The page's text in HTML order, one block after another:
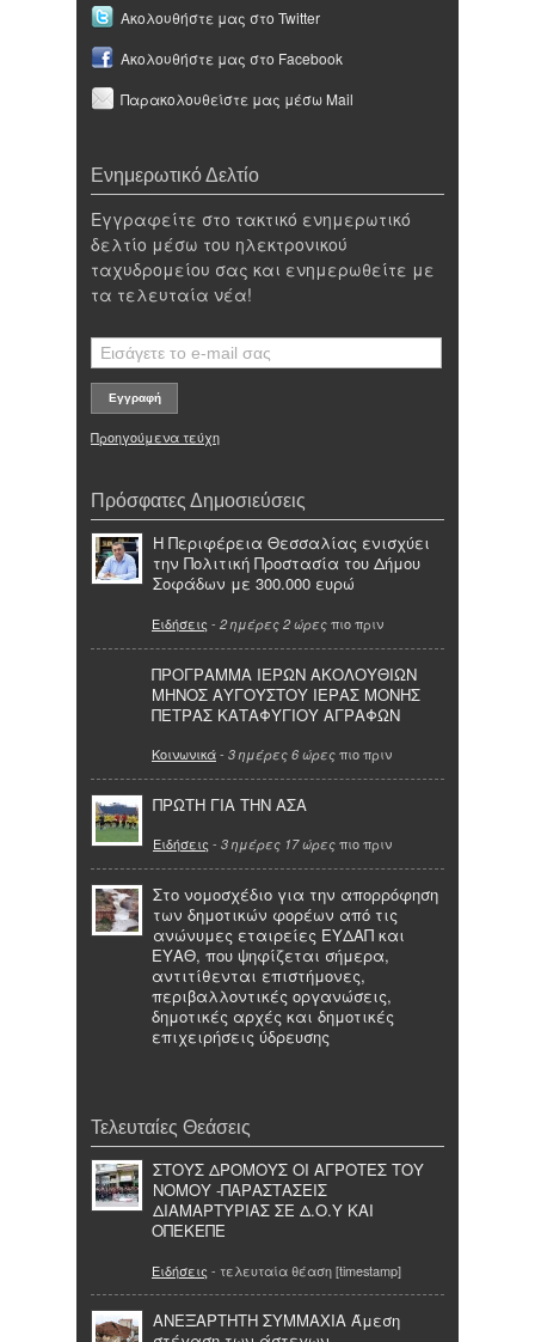
Ακολουθήστε μας στο Twitter
Ακολουθήστε μας στο Facebook
Παρακολουθείστε μας μέσω Mail
Ενημερωτικό Δελτίο
Εγγραφείτε στο τακτικό ενημερωτικό
δελτίο μέσω του ηλεκτρονικού
ταχυδρομείου σας και ενημερωθείτε με
τα τελευταία νέα!
Προηγούμενα τεύχη
Πρόσφατες Δημοσιεύσεις
Η Περιφέρεια Θεσσαλίας ενισχύει
την Πολιτική Προστασία του Δήμου
Σοφάδων με 300.000 ευρώ
Ειδήσεις - 2 ημέρες 2 ώρες πιο πριν
ΠΡΟΓΡΑΜΜΑ ΙΕΡΩΝ ΑΚΟΛΟΥΘΙΩΝ
ΜΗΝΟΣ ΑΥΓΟΥΣΤΟΥ ΙΕΡΑΣ ΜΟΝΗΣ
ΠΕΤΡΑΣ ΚΑΤΑΦΥΓΙΟΥ ΑΓΡΑΦΩΝ
Κοινωνικά- 3 ημέρες 6 ώρες πιο πριν
ΠΡΩΤΗ ΓΙΑ ΤΗΝ ΑΣΑ
Ειδήσεις - 3 ημέρες 17 ώρες πιο πριν
Στο νομοσχέδιο για την απορρόφηση
των δημοτικών φορέων από τις
ανώνυμες εταιρείες ΕΥΔΑΠ και
ΕΥΑΘ, που ψηφίζεται σήμερα,
αντιτίθενται επιστήμονες,
περιβαλλοντικές οργανώσεις,
δημοτικές αρχές και δημοτικές
επιχειρήσεις ύδρευσης
Τελευταίες Θεάσεις
ΣΤΟΥΣ ΔΡΟΜΟΥΣ ΟΙ ΑΓΡΟΤΕΣ ΤΟΥ
ΝΟΜΟΥ -ΠΑΡΑΣΤΑΣΕΙΣ
ΔΙΑΜΑΡΤΥΡΙΑΣ ΣΕ Δ.Ο.Υ ΚΑΙ
ΟΠΕΚΕΠΕ
Ειδήσεις - τελευταία θέαση [timestamp]
ΑΝΕΞΑΡΤΗΤΗ ΣΥΜΜΑΧΙΑ Άμεση